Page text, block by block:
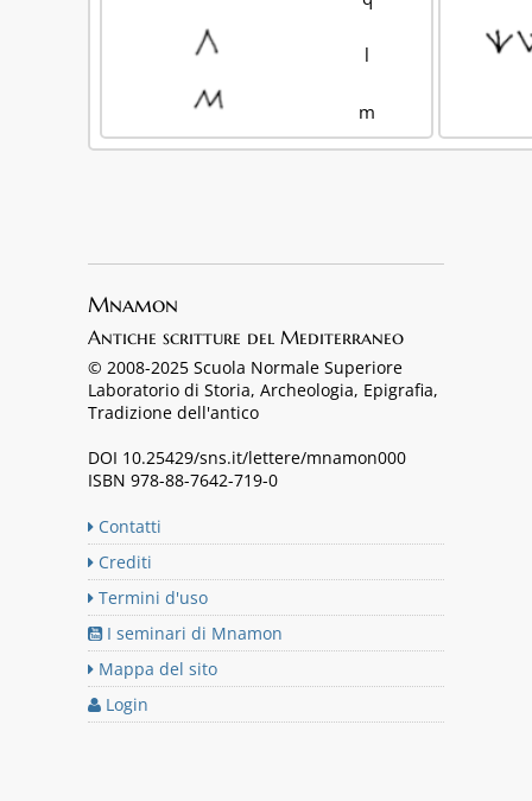
l
m
Mnamon
Antiche scritture del Mediterraneo
© 2008-2025 Scuola Normale Superiore
Laboratorio di Storia, Archeologia, Epigrafia,
Tradizione dell'antico
DOI 10.25429/sns.it/lettere/mnamon000
ISBN 978-88-7642-719-0
Contatti
Crediti
Termini d'uso
I seminari di Mnamon
Mappa del sito
Login